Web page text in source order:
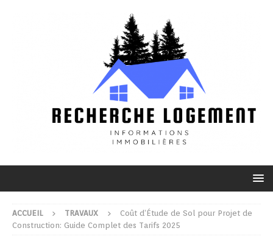
ACCUEIL TRAVAUX
Coût d’Étude de Sol pour Projet de
Construction: Guide Complet des Tarifs 2025